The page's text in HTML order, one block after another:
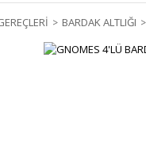
BARDAK ALTLIĞI